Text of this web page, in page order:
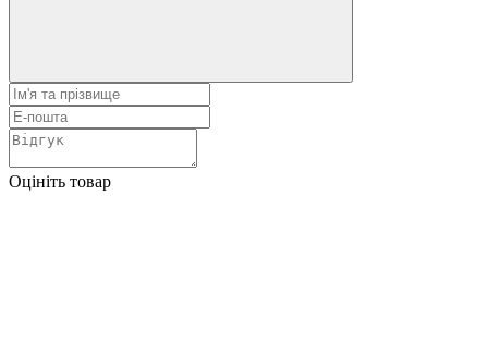
Оцініть товар